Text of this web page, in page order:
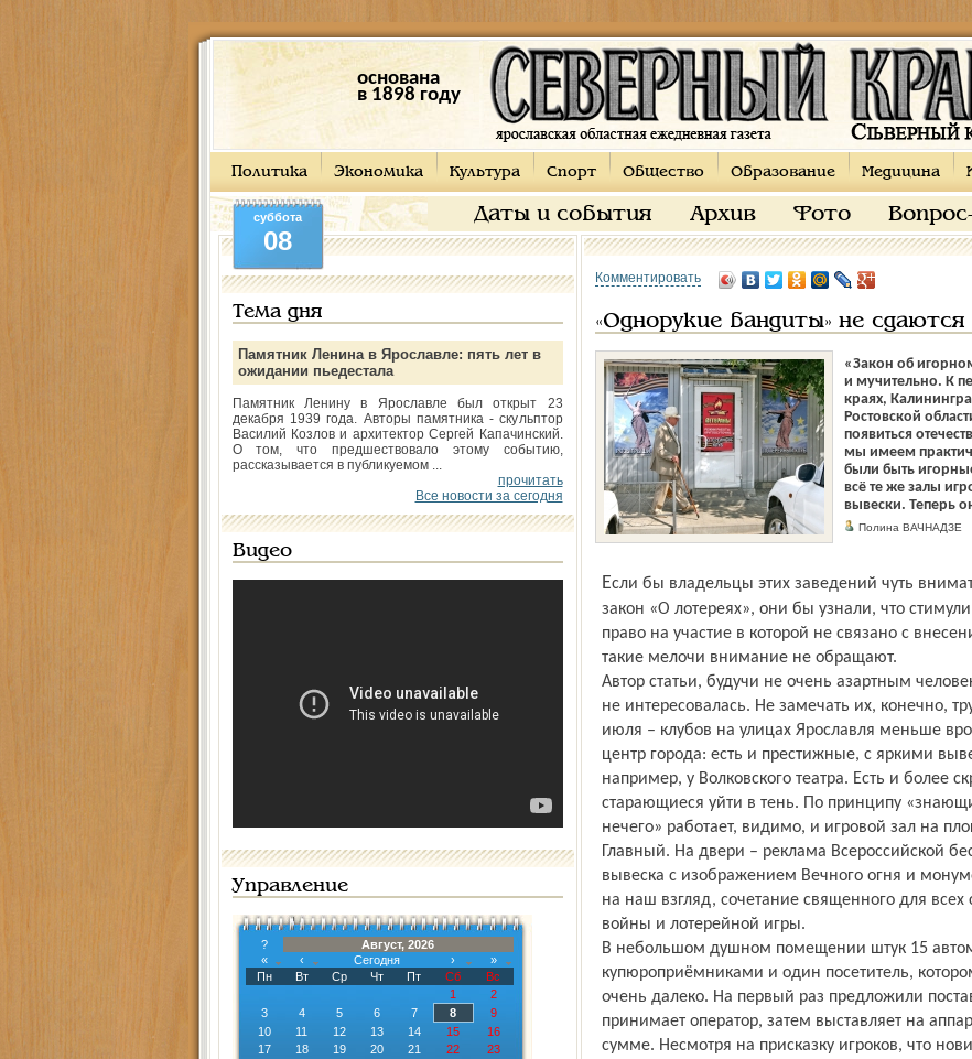
основана
в 1898 году
Политика Экономика Культура Спорт Общество Образование Медицина
Даты и события Архив Фото
суббота
08
Тема дня
Памятник Ленина в Ярославле: пять лет в
ожидании пьедестала
Памятник Ленину в Ярославле был открыт 23
декабря 1939 года. Авторы памятника - скульптор
Василий Козлов и архитектор Сергей Капачинский.
О том, что предшествовало этому событию,
рассказывается в публикуемом ...
прочитать
Все новости за сегодня
Видео
Управление
?
Август, 2026
«
‹ Сегодня ›
»
Пн
Вт Ср Чт Пт Сб
Вс
1
2
3
4 5 6 7 8
9
10
11 12 13 14 15
16
17
18 19 20 21 22
23
Комментировать
«Однорукие бандиты» не сдаются
«Закон об
и мучительно. К
краях,
Ростовской
появиться
мы имеем
были быть
всё те же залы
вывески. Теперь
Полина ВАЧНАДЗЕ
Если бы владельцы этих заведений чуть внимательнее прочитали федеральный
закон «О лотереях», они бы узнали, что
право на участие в которой не связано с
такие мелочи внимание не обращают.
Автор статьи, будучи не очень азартным
не интересовалась. Не замечать их, конечно,
июля – клубов на улицах Ярославля меньше
центр города: есть и престижные, с яркими
например, у Волковского театра. Есть и более
старающиеся уйти в тень. По принципу
нечего» работает, видимо, и игровой зал на
Главный. На двери – реклама Всероссийской
вывеска с изображением Вечного огня и
на наш взгляд, сочетание священного для
войны и лотерейной игры.
В небольшом душном помещении штук 15
купюроприёмниками и один посетитель,
очень далеко. На первый раз предложили
принимает оператор, затем выставляет на
сумме. Несмотря на присказку игроков, что